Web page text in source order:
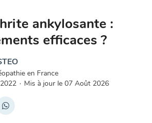
ankylosante :
efficaces ?
en France
· Mis à jour le 07 Août 2026